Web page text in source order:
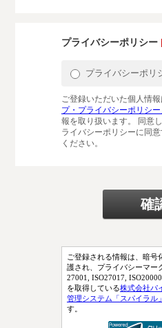
プライバシーポリシー
プライバシーポリ
ご登録いただいた個人情報
プ・プライバシーポリシー
報を取り扱います。 同意
ライバシーポリシーに同
ください。
ご登録される情報は、暗号
護され、プライバシーマー
27001, ISO27017,
を取得している株式会社パ
管理システム「スパイラル」
す。